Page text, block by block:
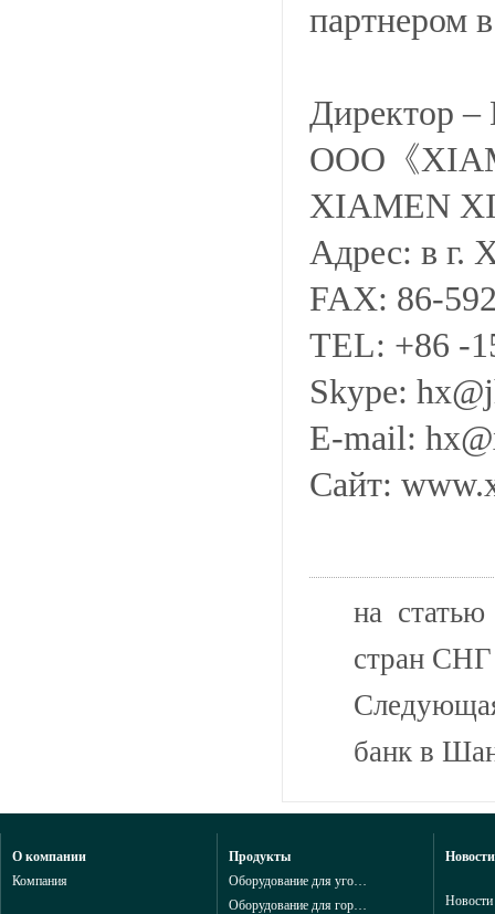
партнером
Директор
ООО《
XIAMEN
Адрес: в г.
FAX: 86-
TEL: +86 -
Skype:
E-mail:
Сайт:
на статью
стран СНГ
банк в
О компании
Компания
Продукты
Оборудование для угольной промышленности из Китая
Оборудование для горнодобывающей промышленности из Китая
Новости
Новости